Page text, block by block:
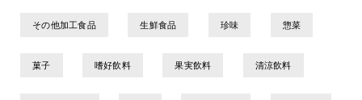
その他加工食品 生鮮食品 珍味 惣菜
菓子 嗜好飲料 果実飲料 清涼飲料